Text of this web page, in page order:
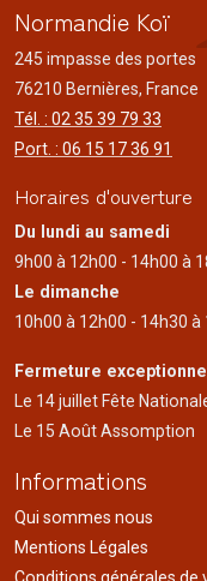
Normandie Koï
245 impasse des portes
76210 Bernières, France
Tél. : 02 35 39 79 33
Port. : 06 15 17 36 91
Horaires d'ouverture
Du lundi au samedi
9h00 à 12h00 - 14h00 à
Le dimanche
10h00 à 12h00 - 14h30 à
Fermeture
Le 14 juillet Fête
Le 15 Août Assomption
Informations
Qui sommes nous
Mentions Légales
Conditions générales de